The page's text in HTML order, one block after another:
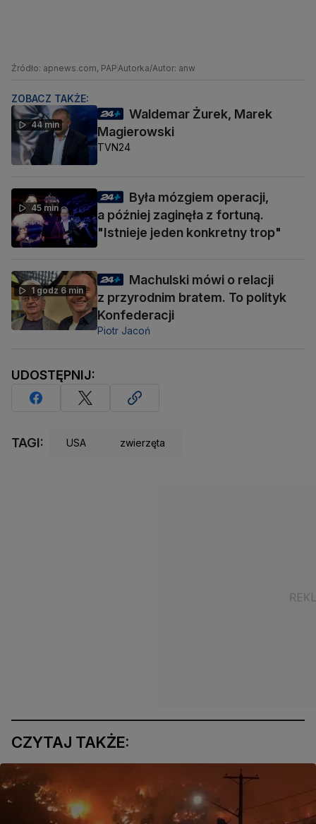
Źródło: apnews.com, PAPAutorka/Autor: anw
ZOBACZ TAKŻE:
44 min
Waldemar Żurek, Marek
Magierowski
TVN24
45 min
Była mózgiem operacji,
a później zaginęła z fortuną.
"Istnieje jeden konkretny trop"
1 godz 6 min
Machulski mówi o relacji
z przyrodnim bratem. To polityk
Konfederacji
Piotr Jacoń
UDOSTĘPNIJ:
TAGI: USA zwierzęta
CZYTAJ TAKŻE: